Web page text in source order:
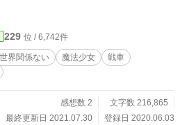
229 位 / 6,742件
界関係ない 魔法少女
戦車
感想数 2
文字数 216,865
最終更新日 2021.07.30
登録日 2020.06.03